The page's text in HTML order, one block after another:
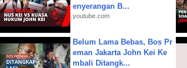
enyerangan B...
youtube.com
Belum Lama Bebas, Bos Pr
eman Jakarta John Kei Ke
mbali Ditangk...